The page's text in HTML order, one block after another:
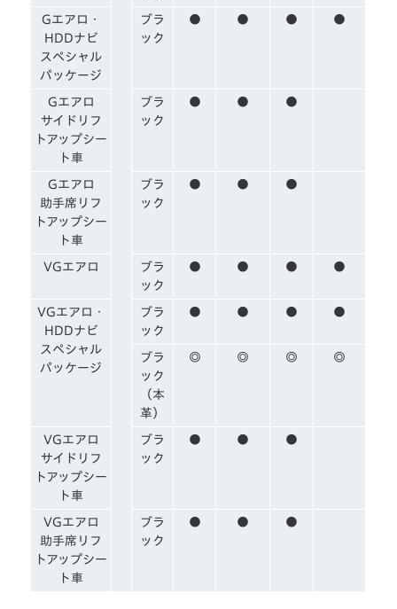
Gエアロ・
HDDナビ
スペシャル
パッケージ
ブラ
ック
● ● ● ●
Gエアロ
サイドリフ
トアップシー
ト車
ブラ
ック
● ● ●
Gエアロ
助手席リフ
トアップシー
ト車
ブラ
ック
● ● ●
VGエアロ
ブラ
ック
● ● ● ●
VGエアロ・
HDDナビ
スペシャル
パッケージ
ブラ
ック
● ● ● ●
ブラ
ック
（本
革）
◎ ◎ ◎ ◎
VGエアロ
サイドリフ
トアップシー
ト車
ブラ
ック
● ● ●
VGエアロ
助手席リフ
トアップシー
ト車
ブラ
ック
● ● ●